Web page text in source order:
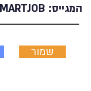
המגייס:
שמור